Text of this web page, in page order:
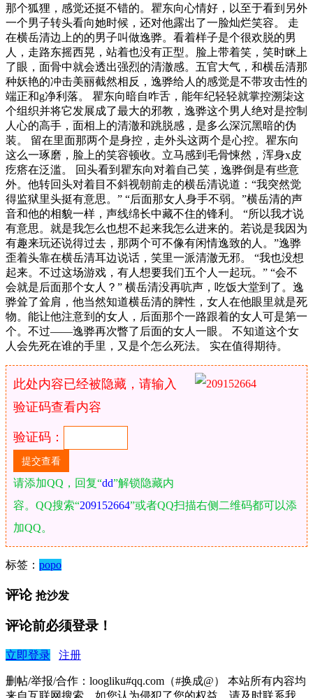
那个狐狸，感觉还挺不错的。瞿东向心情好，以至于看到另外
一个男子转头看向她时候，还对他露出了一脸灿烂笑容。 走
在横岳清边上的的男子叫做逸骅。看着样子是个很欢脱的男
人，走路东摇西晃，站着也没有正型。脸上带着笑，笑时眯上
了眼，面骨中就会透出强烈的清澈感。五官大气，和横岳清那
种妖艳的冲击美丽截然相反，逸骅给人的感觉是不带攻击性的
端正和g净利落。 瞿东向暗自咋舌，能年纪轻轻就掌控溯柒这
个组织并将它发展成了最大的邪教，逸骅这个男人绝对是控制
人心的高手，面相上的清澈和跳脱感，是多么深沉黑暗的伪
装。 留在里面那两个是身控，走外头这两个是心控。瞿东向
这么一琢磨，脸上的笑容顿收。立马感到毛骨悚然，浑身x皮
疙瘩在泛滥。 回头看到瞿东向对着自己笑，逸骅倒是有些意
外。他转回头对着目不斜视朝前走的横岳清说道：“我突然觉
得监狱里头挺有意思。” “后面那女人身手不弱。”横岳清的声
音和他的相貌一样，声线绵长中藏不住的锋利。 “所以我才说
有意思。就是我怎么也想不起来我怎么进来的。若说是我因为
有趣来玩还说得过去，那两个可不像有闲情逸致的人。”逸骅
歪着头靠在横岳清耳边说话，笑里一派清澈无邪。 “我也没想
起来。不过这场游戏，有人想要我们五个人一起玩。” “会不
会就是后面那个女人？” 横岳清没再吭声，吃饭大堂到了。逸
骅耸了耸肩，他当然知道横岳清的脾性，女人在他眼里就是死
物。能让他注意到的女人，后面那个一路跟着的女人可是第一
个。不过——逸骅再次瞥了后面的女人一眼。 不知道这个女
人会先死在谁的手里，又是个怎么死法。 实在值得期待。
此处内容已经被隐藏，请输入
验证码查看内容
验证码：
请添加QQ，回复“dd”解锁隐藏内
容。QQ搜索“209152664”或者QQ扫描右侧二维码都可以添
加QQ。
标签： popo
评论 抢沙发
评论前必须登录！
立即登录 注册
删帖/举报/合作：loogliku#qq.com（#换成@） 本站所有内容均
来自互联网搜索，如您认为侵犯了您的权益，请及时联系我